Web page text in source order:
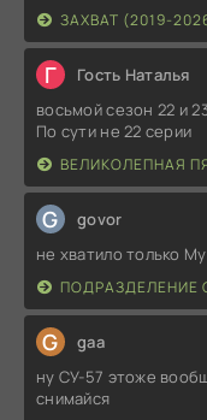
ЗАХВАТ (2019-
Г Гость Наталья
восьмой сезон 22 и
По сути не 22 серии
ВЕЛИКОЛЕПНАЯ
G govor
не хватило только
ПОДРАЗДЕЛЕНИЕ
G gaa
ну СУ-57 этоже
снимайся